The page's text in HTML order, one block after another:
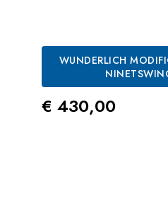
WUNDERLICH
Prezzo
€ 430,00